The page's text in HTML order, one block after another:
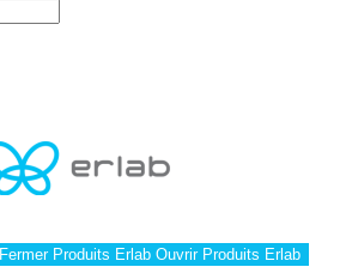
Fermer Produits Erlab Ouvrir Produits Erlab